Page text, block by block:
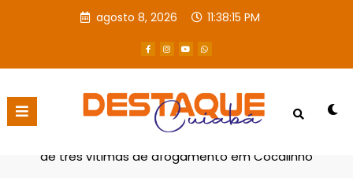
agosto 8, 2026 11:38:16 PM
Página inicial
Destaques
de três vítimas de afogamento em Cocalinho